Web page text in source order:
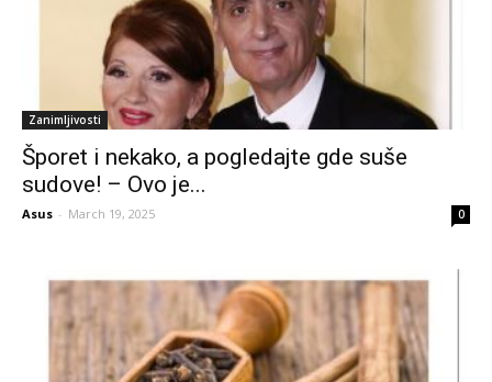
Zanimljivosti
Šporet i nekako, a pogledajte gde suše
sudove! – Ovo je...
Asus - March 19, 2025 0